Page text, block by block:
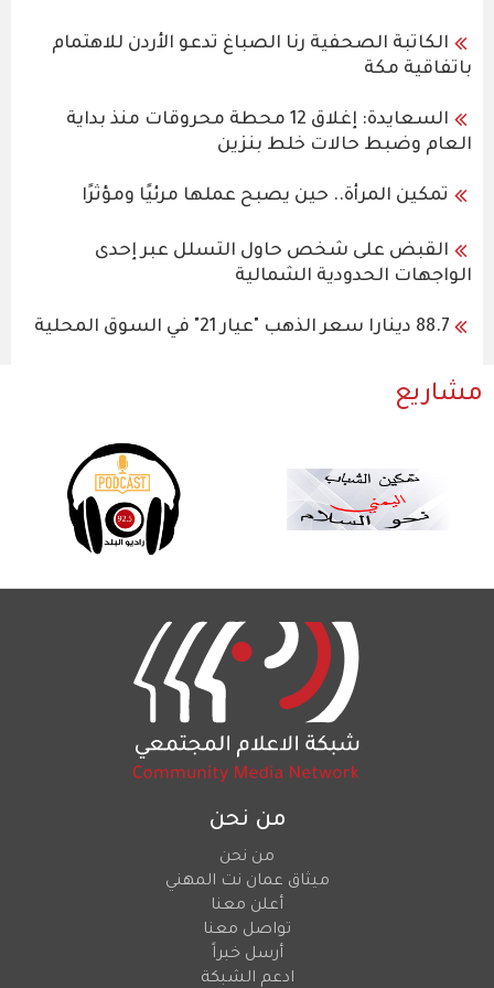
الكاتبة الصحفية رنا الصباغ تدعو الأردن للاهتمام
باتفاقية مكة
السعايدة: إغلاق 12 محطة محروقات منذ بداية
العام وضبط حالات خلط بنزين
تمكين المرأة.. حين يصبح عملها مرئيًا ومؤثرًا
القبض على شخص حاول التسلل عبر إحدى
الواجهات الحدودية الشمالية
88.7 دينارا سعر الذهب "عيار 21" في السوق المحلية
مشاريع
من نحن
من نحن
ميثاق عمان نت المهني
أعلن معنا
تواصل معنا
أرسل خبراً
ادعم الشبكة